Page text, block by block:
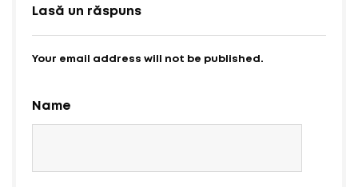
Lasă un răspuns
Your email address will not be published.
Name